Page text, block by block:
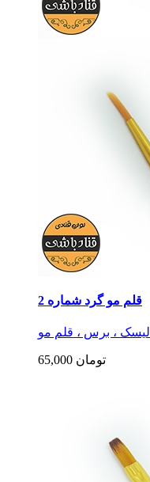
قلم مو گرد شماره 2
لیسک ، برس ، قلم مو
65,000 تومان